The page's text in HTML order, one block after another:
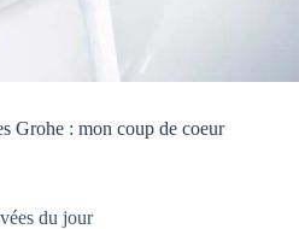
Grohe : mon coup de coeur
du jour